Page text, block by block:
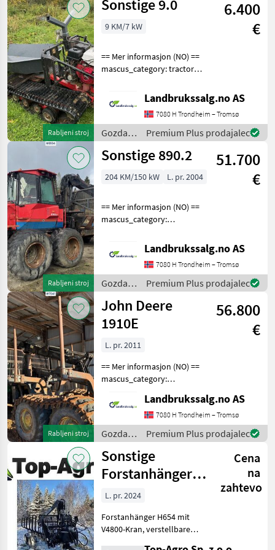
lesarska
Rabljeni stroj
Sonstige 9.0
6.400
€
9 KM/7 kW
== Mer informasjon (NO) ==
mascus_category: tractors
number upon request: 5744
See
en.landbrukssalg.no/5744
for more images
Specification
Landbrukssalg.no AS
7080 H Trondheim – Tromsø
Gozdarska
in
lesarska
/
Premium Plus prodajalec
Rabljeni stroj
Sonstige 890.2
51.700
€
204 KM/150 kW L. pr. 2004
== Mer informasjon (NO) ==
mascus_category:
Please provide reference
number upon request: 8184
en.landbrukssalg.no/8184
for more image
Landbrukssalg.no AS
7080 H Trondheim – Tromsø
Gozdarska
in
lesarska
mehanizacija
/
Sonstige
Premium Plus prodajalec
Rabljeni stroj
John Deere
1910E
56.800
€
L. pr. 2011
== Mer informasjon (NO) ==
mascus_category:
Please provide reference
number upon request: 7041
See
en.landbrukssalg.no/7041
for more image
Landbrukssalg.no AS
7080 H Trondheim – Tromsø
Gozdarska
in
lesarska
mehanizacija
/ John
Deere
Premium Plus prodajalec
Sonstige
Forstanhänger
6,5t
Cena
na
zahtevo
L. pr. 2024
Forstanhänger H654 mit
V4800-Kran, verstellbarem